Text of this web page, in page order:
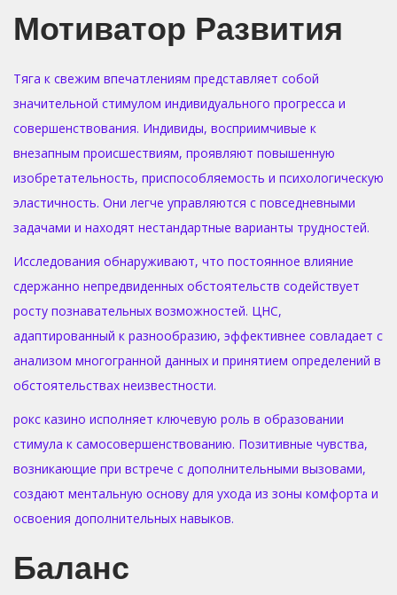
Мотиватор Развития
Тяга к свежим впечатлениям представляет собой
значительной стимулом индивидуального прогресса и
совершенствования. Индивиды, восприимчивые к
внезапным происшествиям, проявляют повышенную
изобретательность, приспособляемость и психологическую
эластичность. Они легче управляются с повседневными
задачами и находят нестандартные варианты трудностей.
Исследования обнаруживают, что постоянное влияние
сдержанно непредвиденных обстоятельств содействует
росту познавательных возможностей. ЦНС,
адаптированный к разнообразию, эффективнее совладает с
анализом многогранной данных и принятием определений в
обстоятельствах неизвестности.
рокс казино исполняет ключевую роль в образовании
стимула к самосовершенствованию. Позитивные чувства,
возникающие при встрече с дополнительными вызовами,
создают ментальную основу для ухода из зоны комфорта и
освоения дополнительных навыков.
Баланс